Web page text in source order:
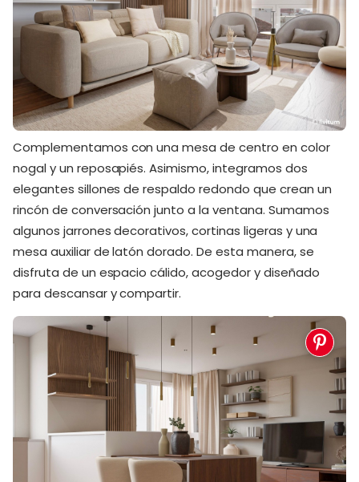
Complementamos con una mesa de centro en color
nogal y un reposapiés. Asimismo, integramos dos
elegantes sillones de respaldo redondo que crean un
rincón de conversación junto a la ventana. Sumamos
algunos jarrones decorativos, cortinas ligeras y una
mesa auxiliar de latón dorado. De esta manera, se
disfruta de un espacio cálido, acogedor y diseñado
para descansar y compartir.